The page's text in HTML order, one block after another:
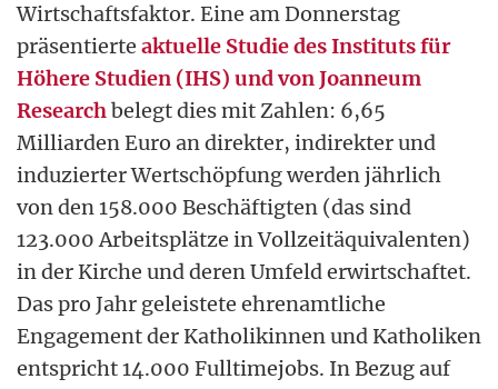
Wirtschaftsfaktor. Eine am Donnerstag
präsentierte aktuelle Studie des Instituts für
Höhere Studien (IHS) und von Joanneum
Researchbelegt dies mit Zahlen: 6,65
Milliarden Euro an direkter, indirekter und
induzierter Wertschöpfung werden jährlich
von den 158.000 Beschäftigten (das sind
123.000 Arbeitsplätze in Vollzeitäquivalenten)
in der Kirche und deren Umfeld erwirtschaftet.
Das pro Jahr geleistete ehrenamtliche
Engagement der Katholikinnen und Katholiken
entspricht 14.000 Fulltimejobs. In Bezug auf